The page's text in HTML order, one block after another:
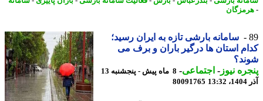
سامانه بارشی تازه به ایران رسید؛
استان ها درگیر باران و برف می
نیوز-اجتماعی-
8 ماه پیش - پنجشنبه 13
80091765